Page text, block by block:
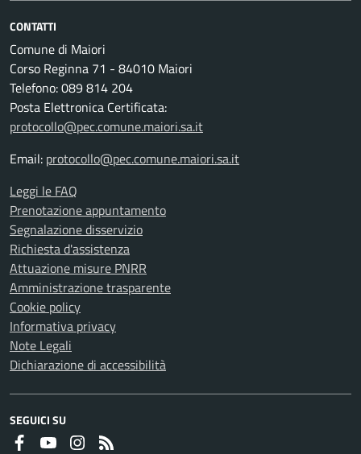
CONTATTI
Comune di Maiori
Corso Reginna 71 - 84010 Maiori
Telefono: 089 814 204
Posta Elettronica Certificata:
protocollo@pec.comune.maiori.sa.it
Email: protocollo@pec.comune.maiori.sa.it
Leggi le FAQ
Prenotazione appuntamento
Segnalazione disservizio
Richiesta d'assistenza
Attuazione misure PNRR
Amministrazione trasparente
Cookie policy
Informativa privacy
Note Legali
Dichiarazione di accessibilità
SEGUICI SU
FaceboookYoutubeInstagram